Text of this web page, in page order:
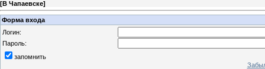
[В Чапаевске]
Форма входа
Логин:
Пароль:
запомнить